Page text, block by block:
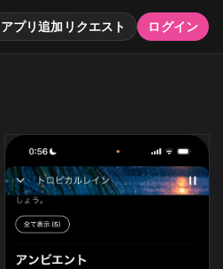
アプリ追加リクエスト ログイン